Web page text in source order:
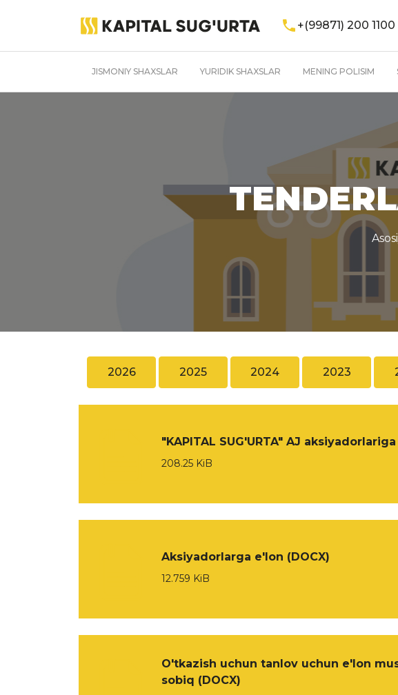
+(99871) 200 1100
JISMONIY SHAXSLAR YURIDIK SHAXSLAR MENING POLISIM
2026 2025 2024 2023
"KAPITAL SUG'URTA" AJ
208.25 KiB
Aksiyadorlarga e'lon (DOCX)
12.759 KiB
O'tkazish uchun tanlov uchun e'lon
sobiq (DOCX)